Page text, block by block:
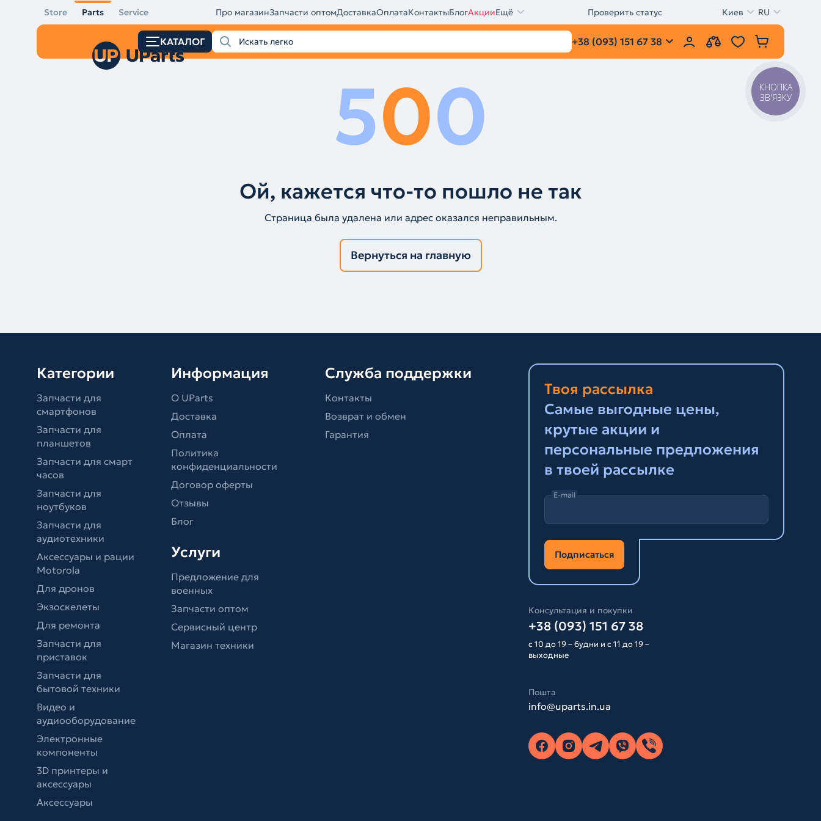
Store Parts Service Про магазинЗапчасти оптомДоставкаОплатаКонтактыБлогАкцииЕщё Проверить статус Киев RU
КАТАЛОГ +38 (093) 151 67 38
500
Ой, кажется что-то пошло не так
Страница была удалена или адрес оказался неправильным.
Вернуться на главную
Категории
Запчасти для
смартфонов
Запчасти для
планшетов
Запчасти для смарт
часов
Запчасти для
ноутбуков
Запчасти для
аудиотехники
Аксессуары и рации
Motorola
Для дронов
Экзоскелеты
Для ремонта
Запчасти для
приставок
Запчасти для
бытовой техники
Видео и
аудиооборудование
Электронные
компоненты
3D принтеры и
аксессуары
Аксессуары
Информация
О UParts
Доставка
Оплата
Политика
конфиденциальности
Договор оферты
Отзывы
Блог
Услуги
Предложение для
военных
Запчасти оптом
Сервисный центр
Магазин техники
Служба поддержки
Контакты
Возврат и обмен
Гарантия
Твоя рассылка
Самые выгодные цены,
крутые акции и
персональные предложения
в твоей рассылке
E-mail
Подписаться
Консультация и покупки
+38 (093) 151 67 38
с 10 до 19 – будни и с 11 до 19 –
выходные
Пошта
info@uparts.in.ua
КНОПКА
ЗВ'ЯЗКУ